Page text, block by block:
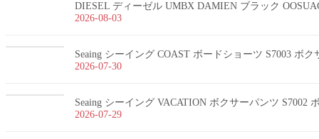
DIESEL ディーゼル UMBX DAMIEN ブラック
2026-08-03
Seaing シーイング COAST ボードショーツ S7003 ボク
2026-07-30
Seaing シーイング VACATION ボクサーパンツ S7002
2026-07-29